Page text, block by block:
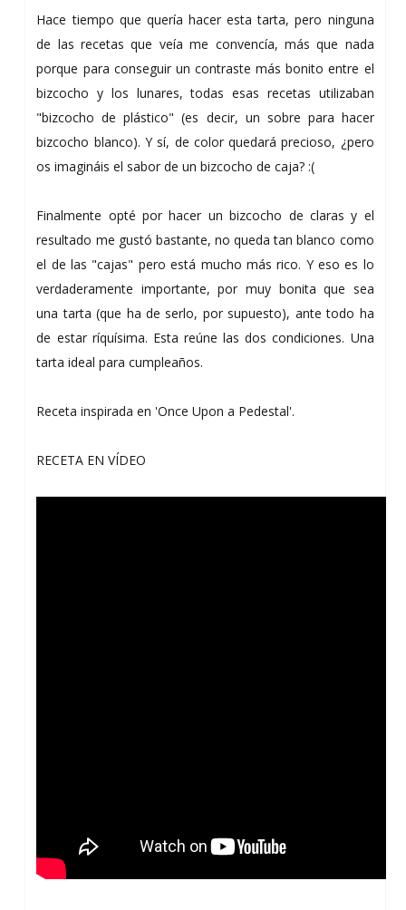
Hace tiempo que quería hacer esta tarta, pero ninguna
de las recetas que veía me convencía, más que nada
porque para conseguir un contraste más bonito entre el
bizcocho y los lunares, todas esas recetas utilizaban
"bizcocho de plástico" (es decir, un sobre para hacer
bizcocho blanco). Y sí, de color quedará precioso, ¿pero
os imagináis el sabor de un bizcocho de caja? :(
Finalmente opté por hacer un bizcocho de claras y el
resultado me gustó bastante, no queda tan blanco como
el de las "cajas" pero está mucho más rico. Y eso es lo
verdaderamente importante, por muy bonita que sea
una tarta (que ha de serlo, por supuesto), ante todo ha
de estar ríquísima. Esta reúne las dos condiciones. Una
tarta ideal para cumpleaños.
Receta inspirada en 'Once Upon a Pedestal'.
RECETA EN VÍDEO